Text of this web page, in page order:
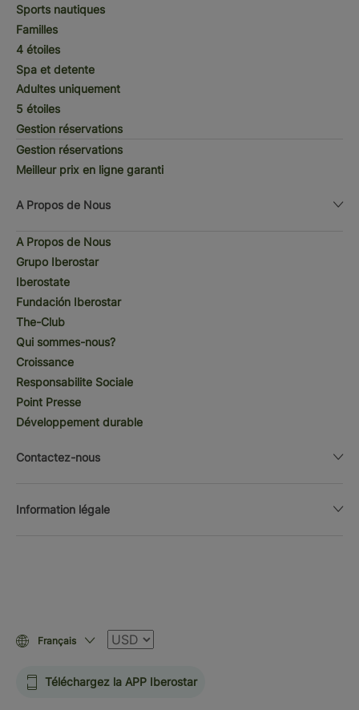
Sports nautiques
Familles
4 étoiles
Spa et detente
Adultes uniquement
5 étoiles
Gestion réservations
Gestion réservations
Meilleur prix en ligne garanti
A Propos de Nous
A Propos de Nous
Grupo Iberostar
Iberostate
Fundación Iberostar
The-Club
Qui sommes-nous?
Croissance
Responsabilite Sociale
Point Presse
Développement durable
Contactez-nous
Information légale
Français Devise
Téléchargez la APP Iberostar